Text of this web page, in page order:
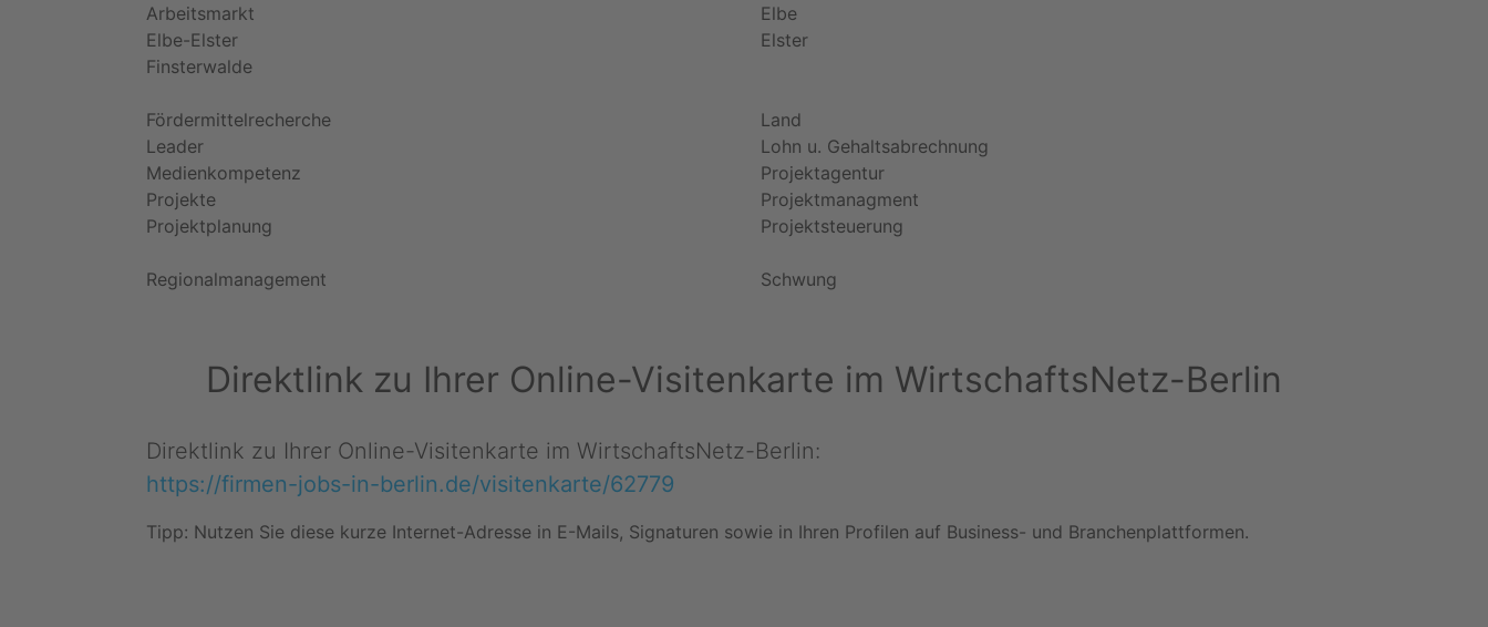
Arbeitsmarkt
Elbe
Elbe-Elster
Elster
Finsterwalde
Fördermittelrecherche
Land
Leader
Lohn u. Gehaltsabrechnung
Medienkompetenz
Projektagentur
Projekte
Projektmanagment
Projektplanung
Projektsteuerung
Regionalmanagement Schwung
Direktlink zu Ihrer Online-Visitenkarte im WirtschaftsNetz-Berlin
Direktlink zu Ihrer Online-Visitenkarte im WirtschaftsNetz-Berlin:
https://firmen-jobs-in-berlin.de/visitenkarte/62779
Tipp: Nutzen Sie diese kurze Internet-Adresse in E-Mails, Signaturen sowie in Ihren Profilen auf Business- und Branchenplattformen.